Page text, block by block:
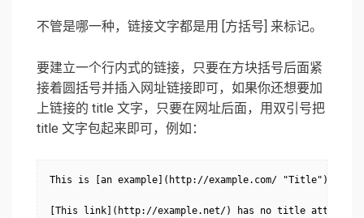
不管是哪一种，链接文字都是用 [方括号] 来标记。
要建立一个行内式的链接，只要在方块括号后面紧
接着圆括号并插入网址链接即可，如果你还想要加
上链接的 title 文字，只要在网址后面，用双引号把
title 文字包起来即可，例如：
This is [an example](http://example.com/ "Title")
[This link](http://example.net/) has no title